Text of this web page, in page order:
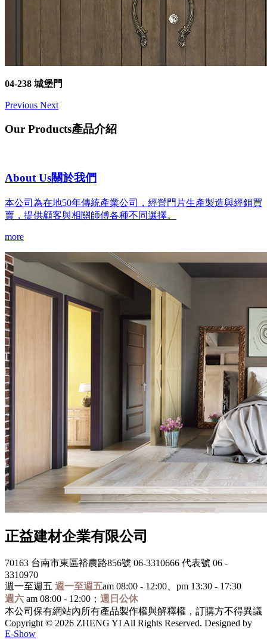
04-238 城堡門
Previous Next
Our Products產品介紹
About Us關於我們
本公司為在地50年傳統產業公司，經營門片生產製造與經銷買
賣，提供顧客與相關師傅各種不同選擇。
more
正益建材企業有限公司
70163 台南市東區裕農路856號 06-3310666 代表號 06 -
3310970
週一至週五 週一至週五am 08:00 - 12:00、pm 13:30 - 17:30
週六 am 08:00 - 12:00； 週日公休
本公司保有網站內所有產品製作權與解釋權，訂購方不得異議
Copyright © 2026 ZHENG YI All Rights Reserved. Designed by
E-Show